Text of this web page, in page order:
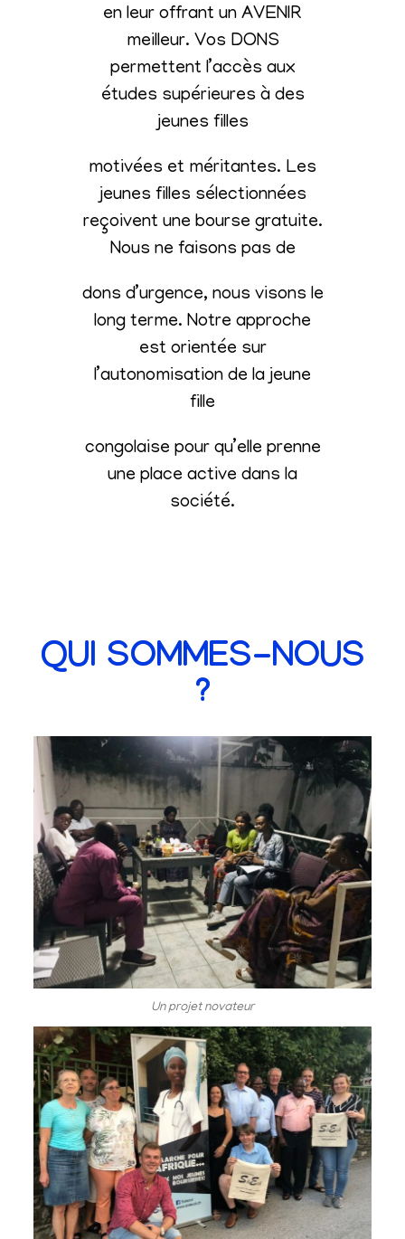
en leur offrant un AVENIR
meilleur. Vos DONS
permettent l’accès aux
études supérieures à des
jeunes filles
motivées et méritantes. Les
jeunes filles sélectionnées
reçoivent une bourse gratuite.
Nous ne faisons pas de
dons d’urgence, nous visons le
long terme. Notre approche
est orientée sur
l’autonomisation de la jeune
fille
congolaise pour qu’elle prenne
une place active dans la
société.
QUI SOMMES-NOUS
?
Un projet novateur